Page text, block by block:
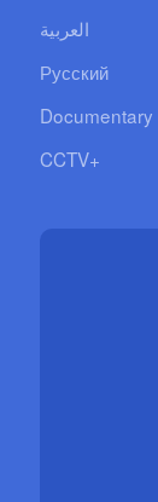
العربية
Русский
Documentary
CCTV+